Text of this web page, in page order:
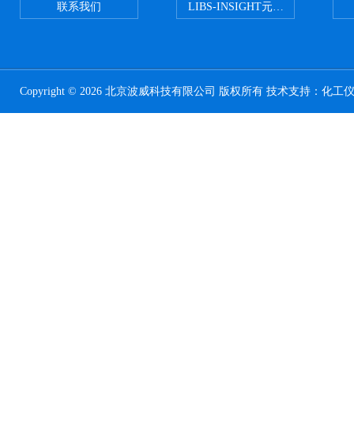
联系我们 LIBS-INSIGHT元素光谱分析仪
Copyright © 2026 北京波威科技有限公司 版权所有 技术支持： 化工